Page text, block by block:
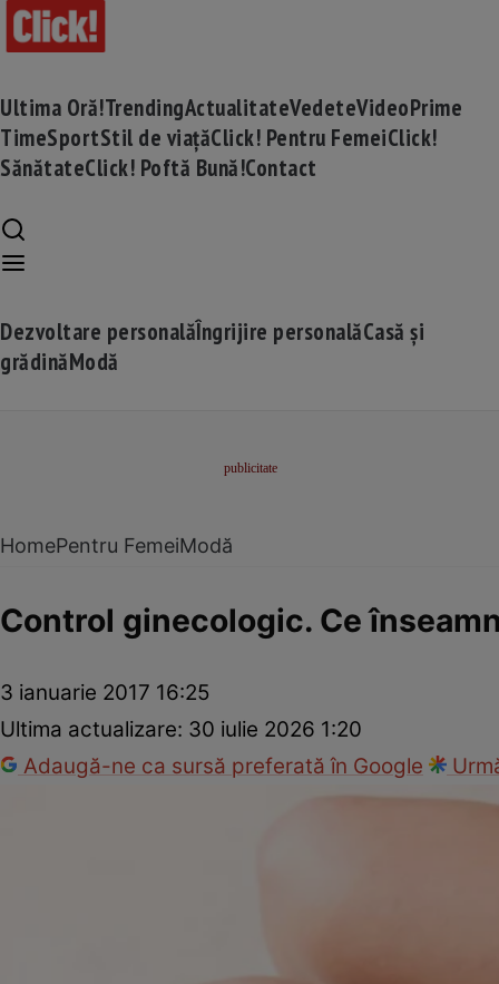
Ultima Oră!TrendingActualitateVedeteVideoPrime
TimeSportStil de viațăClick! Pentru FemeiClick!
SănătateClick! Poftă Bună!Contact
Dezvoltare personalăÎngrijire personalăCasă și
grădinăModă
HomePentru FemeiModă
Control ginecologic. Ce
3 ianuarie 2017 16:25
Ultima actualizare: 30 iulie 2026 1:20
Adaugă-ne ca sursă preferată în Google